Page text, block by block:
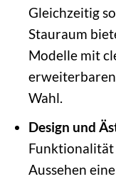
Gleichzeitig
Stauraum
Modelle mit
Wahl.
Design und
Funktionalität
Aussehen